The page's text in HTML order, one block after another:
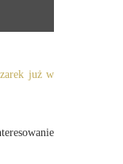
już w